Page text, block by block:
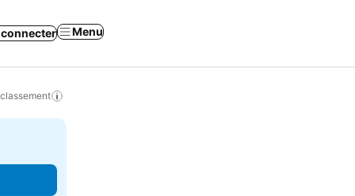
connecter Menu